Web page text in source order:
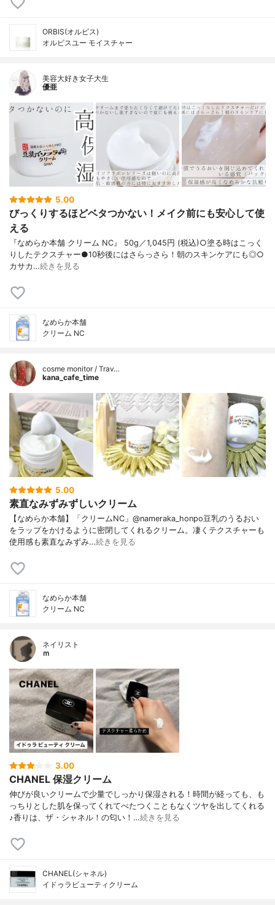
ORBIS(オルビス)
オルビスユー モイスチャー
美容大好き女子大生
優亜
5.00
びっくりするほどベタつかない！メイク前にも安心して使
える
『なめらか本舗 クリーム NC』 50g／1,045円 (税込)○塗る時はこっく
りしたテクスチャー●10秒後にはさらっさら！朝のスキンケアにも◎○
カサカ…続きを見る
なめらか本舗
クリーム NC
cosme monitor / Trav…
kana_cafe_time
5.00
素直なみずみずしいクリーム
【なめらか本舗】「クリームNC」@nameraka_honpo豆乳のうるおい
をラップをかけるように密閉してくれるクリーム。凄くテクスチャーも
使用感も素直なみずみ…続きを見る
なめらか本舗
クリーム NC
ネイリスト
ｍ
3.00
CHANEL 保湿クリーム
伸びが良いクリームで少量でしっかり保湿される！時間が経っても、も
っちりとした肌を保ってくれてべたつくこともなくツヤを出してくれる
♪香りは、ザ・シャネル！の匂い！…続きを見る
CHANEL(シャネル)
イドゥラビューティクリーム